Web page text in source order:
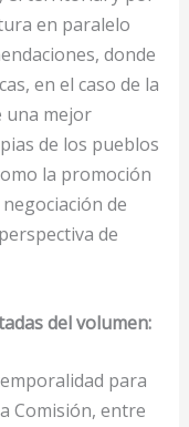
en paralelo
donde
en el caso de la
una mejor
de los pueblos
la promoción
de
de
del volumen:
para
Comisión, entre